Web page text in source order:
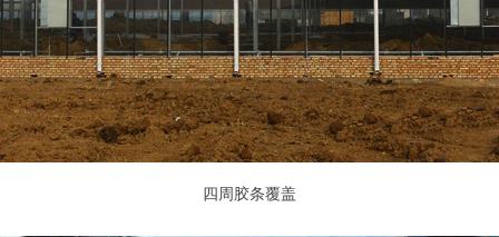
四周胶条覆盖